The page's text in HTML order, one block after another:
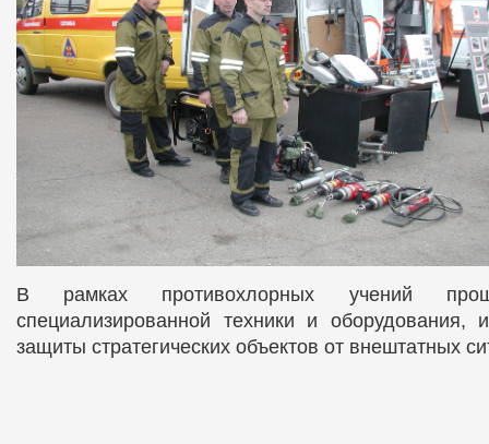
В рамках противохлорных учений
специализированной техники и оборудования,
защиты стратегических объектов от внештатных